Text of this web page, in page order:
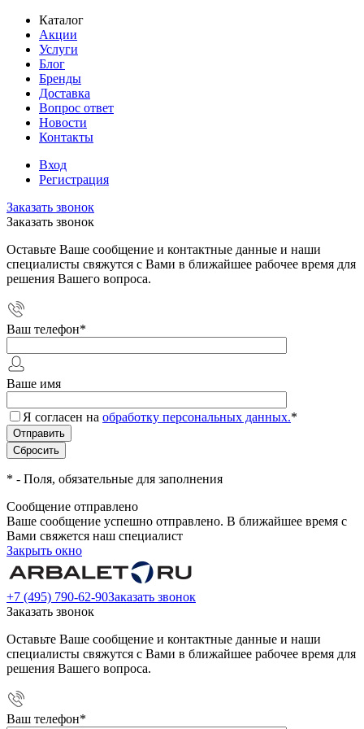
Каталог
Акции
Услуги
Блог
Бренды
Доставка
Вопрос ответ
Новости
Контакты
Вход
Регистрация
Заказать звонок
Заказать звонок
Оставьте Ваше сообщение и контактные данные и наши
специалисты свяжутся с Вами в ближайшее рабочее время для
решения Вашего вопроса.
Ваш телефон*
Ваше имя
Я согласен на обработку персональных данных.*
* - Поля, обязательные для заполнения
Сообщение отправлено
Ваше сообщение успешно отправлено. В ближайшее время с
Вами свяжется наш специалист
Закрыть окно
+7 (495) 790-62-90Заказать звонок
Заказать звонок
Оставьте Ваше сообщение и контактные данные и наши
специалисты свяжутся с Вами в ближайшее рабочее время для
решения Вашего вопроса.
Ваш телефон*